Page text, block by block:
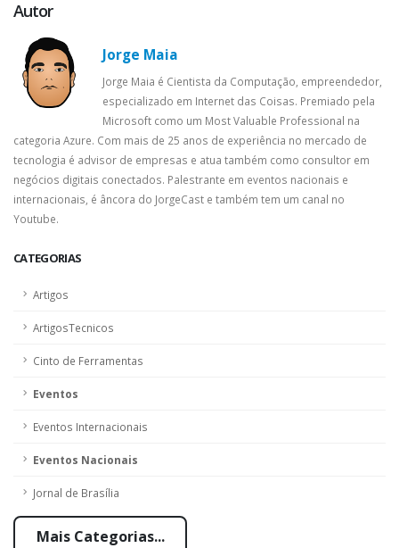
CATEGORIAS
Artigos
ArtigosTecnicos
Cinto de Ferramentas
Eventos
Eventos Internacionais
Eventos Nacionais
Jornal de Brasília
Mais Categorias...
Autor
Jorge Maia
Jorge Maia é Cientista da Computação, empreendedor,
especializado em Internet das Coisas. Premiado pela
Microsoft como um Most Valuable Professional na
categoria Azure. Com mais de 25 anos de experiência no mercado de
tecnologia é advisor de empresas e atua também como consultor em
negócios digitais conectados. Palestrante em eventos nacionais e
internacionais, é âncora do JorgeCast e também tem um canal no
Youtube.